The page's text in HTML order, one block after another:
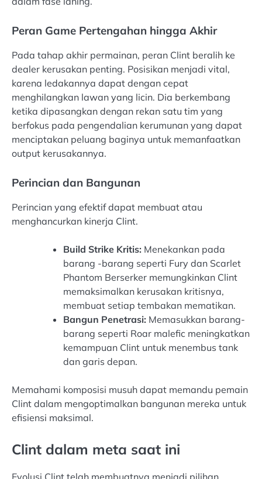
Peran Game Pertengahan hingga Akhir
Pada tahap akhir permainan, peran Clint beralih ke
dealer kerusakan penting. Posisikan menjadi vital,
karena ledakannya dapat dengan cepat
menghilangkan lawan yang licin. Dia berkembang
ketika dipasangkan dengan rekan satu tim yang
berfokus pada pengendalian kerumunan yang dapat
menciptakan peluang baginya untuk memanfaatkan
output kerusakannya.
Perincian dan Bangunan
Perincian yang efektif dapat membuat atau
menghancurkan kinerja Clint.
Build Strike Kritis: Menekankan pada
barang -barang seperti Fury dan Scarlet
Phantom Berserker memungkinkan Clint
memaksimalkan kerusakan kritisnya,
membuat setiap tembakan mematikan.
Bangun Penetrasi: Memasukkan barang-
barang seperti Roar malefic meningkatkan
kemampuan Clint untuk menembus tank
dan garis depan.
Memahami komposisi musuh dapat memandu pemain
Clint dalam mengoptimalkan bangunan mereka untuk
efisiensi maksimal.
Clint dalam meta saat ini
Evolusi Clint telah membuatnya menjadi pilihan